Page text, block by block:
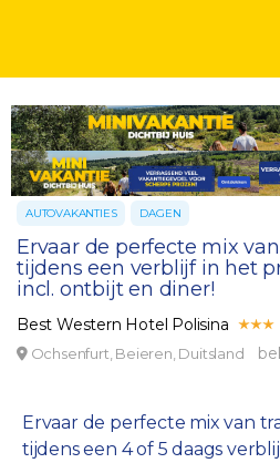
AUTOVAKANTIES DAGEN
Ervaar de perfecte mix
tijdens een verblijf in het
incl. ontbijt en diner!
Best Western Hotel Polisina
Ochsenfurt, Beieren, Duitsland
Ervaar de perfecte mix van
tijdens een 4 of 5 daags